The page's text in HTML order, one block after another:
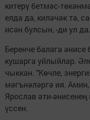
китерү бетмәс-
елда да, киләчәк тә,
исән булсын, -ди ул да.
Беренче балага
кушарга уйлыйлар.
чыккан. "Көчле,
мәгънәләргә ия.
Ярослав әти-
үссен.